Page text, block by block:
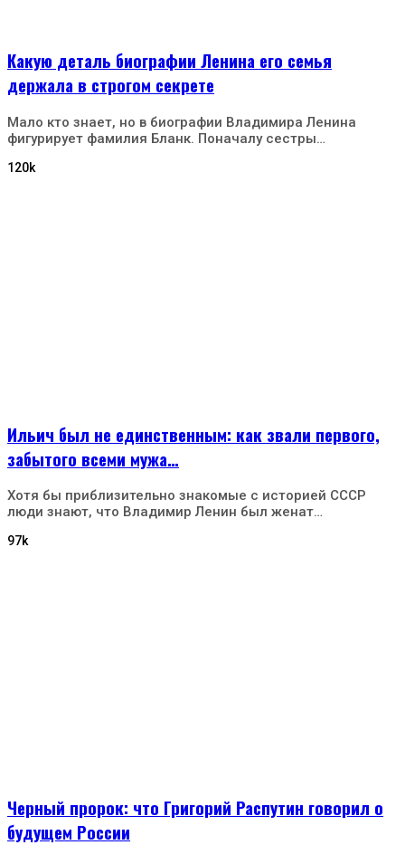
Какую деталь биографии Ленина его семья
держала в строгом секрете
Мало кто знает, но в биографии Владимира Ленина
фигурирует фамилия Бланк. Поначалу сестры…
120k
Ильич был не единственным: как звали первого,
забытого всеми мужа…
Хотя бы приблизительно знакомые с историей СССР
люди знают, что Владимир Ленин был женат…
97k
Черный пророк: что Григорий Распутин говорил о
будущем России